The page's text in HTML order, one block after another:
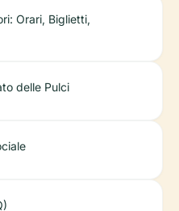
Orari, Biglietti,
delle Pulci